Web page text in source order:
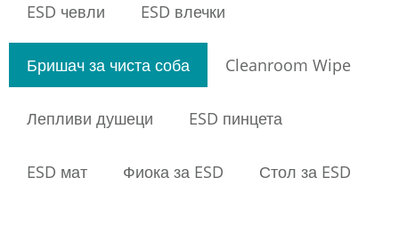
ESD чевли ESD влечки
Бришач за чиста соба Cleanroom Wipe
Лепливи душеци ESD пинцета
ESD мат Фиока за ESD Стол за ESD